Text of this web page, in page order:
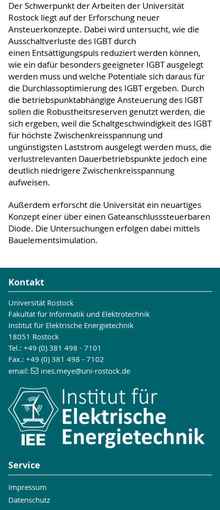
Der Schwerpunkt der Arbeiten der Universität
Rostock liegt auf der Erforschung neuer
Ansteuerkonzepte. Dabei wird untersucht, wie die
Ausschaltverluste des IGBT durch
einen Entsättigungspuls reduziert werden können,
wie ein dafür besonders geeigneter IGBT ausgelegt
werden muss und welche Potentiale sich daraus für
die Durchlassoptimierung des IGBT ergeben. Durch
die betriebspunktabhängige Ansteuerung des IGBT
sollen die Robustheitsreserven genutzt werden, die
sich ergeben, weil die Schaltgeschwindigkeit des IGBT
für höchste Zwischenkreisspannung und
ungünstigsten Laststrom ausgelegt werden muss, die
verlustrelevanten Dauerbetriebspunkte jedoch eine
deutlich niedrigere Zwischenkreisspannung
aufweisen.
Außerdem erforscht die Universität ein neuartiges
Konzept einer über einen Gateanschlusssteuerbaren
Diode. Die Untersuchungen erfolgen dabei mittels
Bauelementsimulation.
Kontakt
Universität Rostock
Fakultät für Informatik und Elektrotechnik
Institut für Elektrische Energietechnik
18051 Rostock
Tel.: +49 (0) 381 498 - 7101
Fax.: +49 (0) 381 498 - 7102
email:
ines.meye@uni-rostock.de
Service
Impressum
Datenschutz